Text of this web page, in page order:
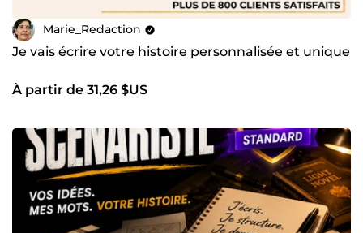
Marie_Redaction
Je vais écrire votre histoire personnalisée et unique
À partir de 31,26 $US